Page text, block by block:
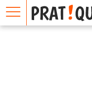
E
m
a